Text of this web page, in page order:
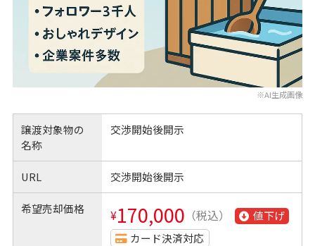
※AI生成画像
譲渡対象物の
名称
交渉開始後開示
URL 交渉開始後開示
希望売却価格 ¥170,000 （税込）
値下げ
カード決済対応